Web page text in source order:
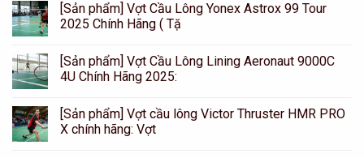
[Sản phẩm] Vợt Cầu Lông Yonex Astrox 99 Tour
2025 Chính Hãng ( Tặ
[Sản phẩm] Vợt Cầu Lông Lining Aeronaut 9000C
4U Chính Hãng 2025:
[Sản phẩm] Vợt cầu lông Victor Thruster HMR PRO
X chính hãng: Vợt